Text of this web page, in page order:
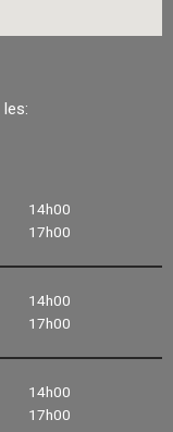
14h00
17h00
14h00
17h00
14h00
17h00